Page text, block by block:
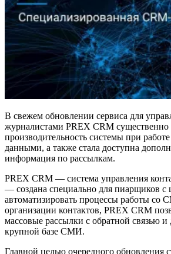
В свежем обновлении сервиса для
журналистами PREX CRM существенно
производительность системы при
данными, а также стала доступна
информация по рассылкам.
PREX CRM — система управления
— создана специально для пиарщиков с
автоматизировать процессы работы
организации контактов, PREX CRM
массовые рассылки с обратной связью и
крупной базе СМИ.
Главной целью очередного обновления